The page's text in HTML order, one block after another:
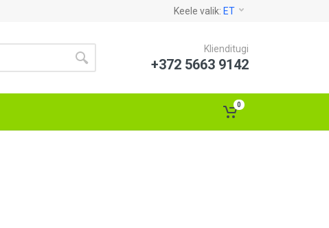
Keele valik: ET
Klienditugi
+372 5663 9142
0